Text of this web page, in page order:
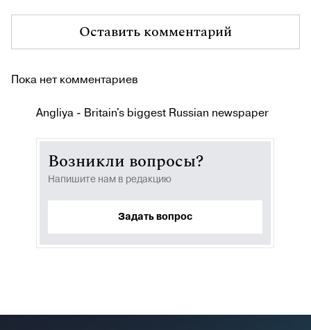
Оставить комментарий
Пока нет комментариев
Angliya - Britain's biggest Russian newspaper
Возникли вопросы?
Напишите нам в редакцию
Задать вопрос